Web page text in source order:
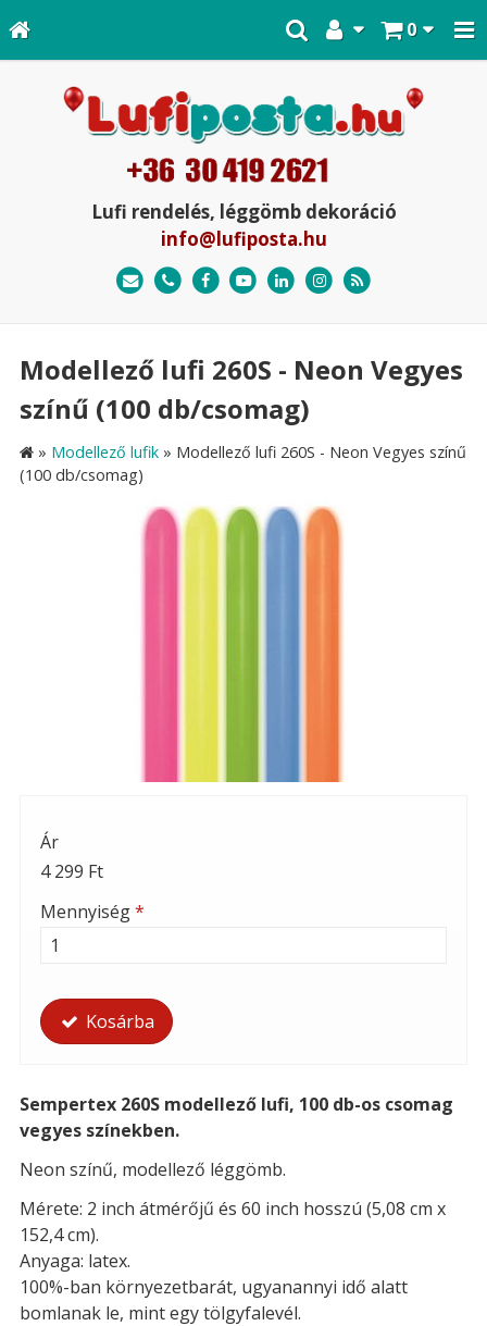
0
Lufi rendelés, léggömb dekoráció
info@lufiposta.hu
Modellező lufi 260S - Neon Vegyes
színű (100 db/csomag)
» Modellező lufik » Modellező lufi 260S - Neon Vegyes színű
(100 db/csomag)
Ár
4 299 Ft
Mennyiség*
Kosárba
Sempertex 260S modellező lufi, 100 db-os csomag
vegyes színekben.
Neon színű, modellező léggömb.
Mérete: 2 inch átmérőjű és 60 inch hosszú (5,08 cm x
152,4 cm).
Anyaga: latex.
100%-ban környezetbarát, ugyanannyi idő alatt
bomlanak le, mint egy tölgyfalevél.